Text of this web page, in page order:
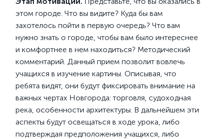
этом городе. Что вы видите? Куда бы вам
захотелось пойти в первую очередь? Что вам
нужно знать о городе, чтобы вам было интереснее
и комфортнее в нем находиться? Методический
комментарий. Данный прием позволит вовлечь
учащихся в изучение картины. Описывая, что
ребята видят, они будут фиксировать внимание на
важных чертах Новгорода: торговля, судоходная
река, особенности архитектуры. В дальнейшем эти
аспекты будут освещаться в ходе урока, либо
подтверждая предположения учащихся, либо